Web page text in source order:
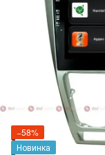
−58%
Новинка